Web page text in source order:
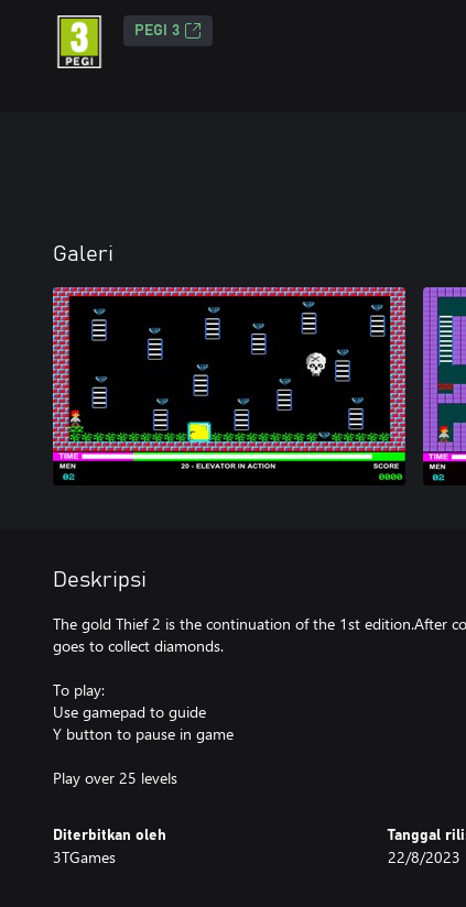
PEGI 3
Galeri
Deskripsi
The gold Thief 2 is the continuation of the 1st edition.After
goes to collect diamonds.
To play:
Use gamepad to guide
Y button to pause in game
Diterbitkan oleh
3TGames
Tanggal
22/8/2023